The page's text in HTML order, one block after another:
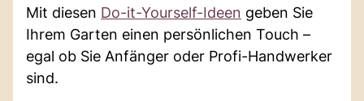
Mit diesen Do-it-Yourself-Ideen geben Sie
Ihrem Garten einen persönlichen Touch –
egal ob Sie Anfänger oder Profi-Handwerker
sind.